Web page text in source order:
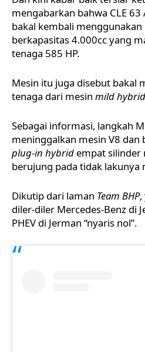
mengabarkan bahwa CLE
bakal kembali menggunakan
berkapasitas 4.000cc yang
tenaga 585 HP.
Mesin itu juga disebut bakal
tenaga dari mesin mild hybrid
Sebagai informasi, langkah
meninggalkan mesin V8 dan
plug-in hybrid empat silinder
berujung pada tidak lakunya
Dikutip dari laman Team BHP,
diler-diler Mercedes-Benz di
PHEV di Jerman “nyaris nol”.